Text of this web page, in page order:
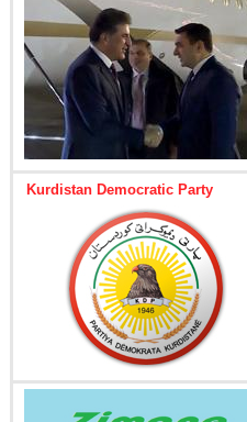
Kurdistan Democratic Party